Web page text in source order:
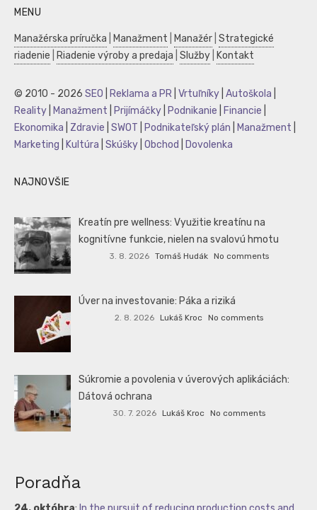
MENU
Manažérska príručka Manažment Manažér Strategické
riadenie
Riadenie výroby a predaja Služby Kontakt
© 2010 - 2026 SEO Reklama a PR Vrtuľníky Autoškola
Reality
Manažment Prijímáčky Podnikanie Financie
Ekonomika
Zdravie SWOT Podnikateľský plán Manažment
Marketing
Kultúra Skúšky Obchod Dovolenka
NAJNOVŠIE
Kreatín pre wellness: Využitie kreatínu na
kognitívne funkcie, nielen na svalovú hmotu
3. 8. 2026 Tomáš Hudák No comments
Úver na investovanie: Páka a riziká
2. 8. 2026 Lukáš Kroc No comments
Súkromie a povolenia v úverových aplikáciách:
Dátová ochrana
30. 7. 2026 Lukáš Kroc No comments
Poradňa